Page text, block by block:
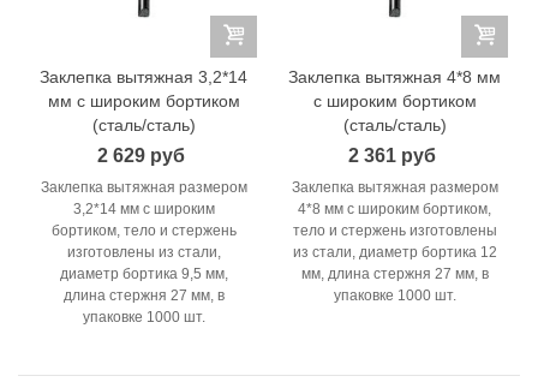
Заклепка вытяжная 3,2*14
мм с широким бортиком
(сталь/сталь)
2 629 руб
Заклепка вытяжная размером
3,2*14 мм с широким
бортиком, тело и стержень
изготовлены из стали,
диаметр бортика 9,5 мм,
длина стержня 27 мм, в
упаковке 1000 шт.
Заклепка вытяжная 4*8 мм
с широким бортиком
(сталь/сталь)
2 361 руб
Заклепка вытяжная размером
4*8 мм с широким бортиком,
тело и стержень изготовлены
из стали, диаметр бортика 12
мм, длина стержня 27 мм, в
упаковке 1000 шт.